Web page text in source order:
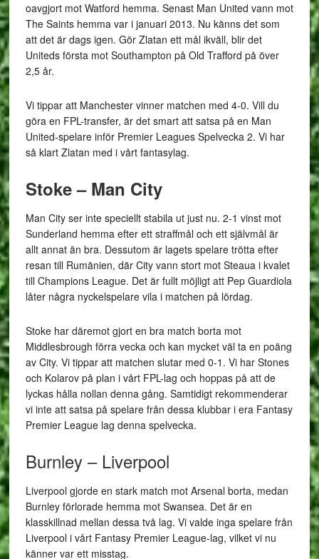
oavgjort mot Watford hemma. Senast Man United vann mot
The Saints hemma var i januari 2013. Nu känns det som
att det är dags igen. Gör Zlatan ett mål ikväll, blir det
Uniteds första mot Southampton på Old Trafford på över
2,5 år.
Vi tippar att Manchester vinner matchen med 4-0. Vill du
göra en FPL-transfer, är det smart att satsa på en Man
United-spelare inför Premier Leagues Spelvecka 2. Vi har
så klart Zlatan med i vårt fantasylag.
Stoke – Man City
Man City ser inte speciellt stabila ut just nu. 2-1 vinst mot
Sunderland hemma efter ett straffmål och ett självmål är
allt annat än bra. Dessutom är lagets spelare trötta efter
resan till Rumänien, där City vann stort mot Steaua i kvalet
till Champions League. Det är fullt möjligt att Pep Guardiola
låter några nyckelspelare vila i matchen på lördag.
Stoke har däremot gjort en bra match borta mot
Middlesbrough förra vecka och kan mycket väl ta en poäng
av City. Vi tippar att matchen slutar med 0-1. Vi har Stones
och Kolarov på plan i vårt FPL-lag och hoppas på att de
lyckas hålla nollan denna gång. Samtidigt rekommenderar
vi inte att satsa på spelare från dessa klubbar i era Fantasy
Premier League lag denna spelvecka.
Burnley – Liverpool
Liverpool gjorde en stark match mot Arsenal borta, medan
Burnley förlorade hemma mot Swansea. Det är en
klasskillnad mellan dessa två lag. Vi valde inga spelare från
Liverpool i vårt Fantasy Premier League-lag, vilket vi nu
känner var ett misstag.